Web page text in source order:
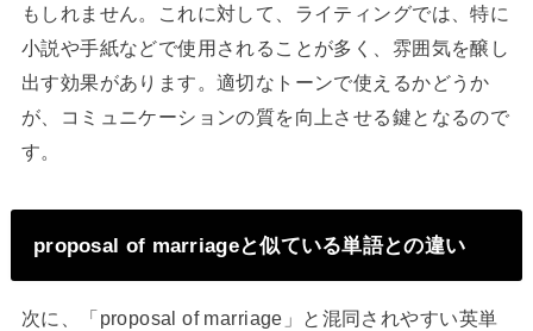
もしれません。これに対して、ライティングでは、特に
小説や手紙などで使用されることが多く、雰囲気を醸し
出す効果があります。適切なトーンで使えるかどうか
が、コミュニケーションの質を向上させる鍵となるので
す。
proposal of marriageと似ている単語との違い
次に、「proposal of marriage」と混同されやすい英単